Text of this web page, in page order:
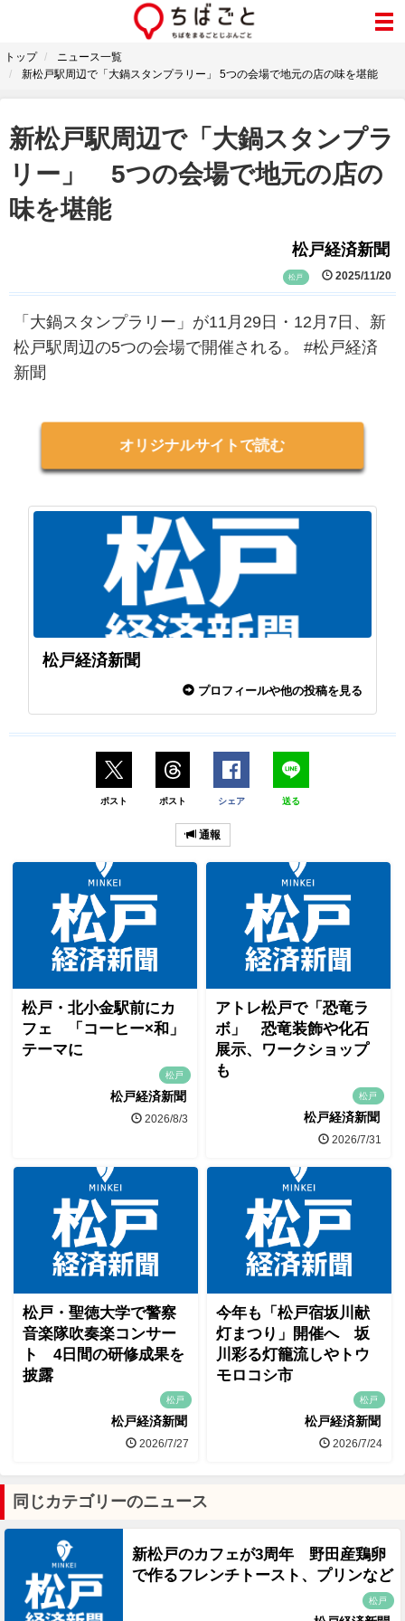
トップ
ニュース一覧
新松戸駅周辺で「大鍋スタンプラリー」 5つの会場で地元の店の味を堪能
新松戸駅周辺で「大鍋スタンプラ
リー」 5つの会場で地元の店の
味を堪能
松戸経済新聞
松戸 2025/11/20
「大鍋スタンプラリー」が11月29日・12月7日、新
松戸駅周辺の5つの会場で開催される。 #松戸経済
新聞
オリジナルサイトで読む
松戸経済新聞
プロフィールや他の投稿を見る
ポスト ポスト シェア 送る
通報
松戸・北小金駅前にカ
フェ 「コーヒー×和」
テーマに
松戸
松戸経済新聞
2026/8/3
アトレ松戸で「恐竜ラ
ボ」 恐竜装飾や化石
展示、ワークショップ
も
松戸
松戸経済新聞
2026/7/31
松戸・聖徳大学で警察
音楽隊吹奏楽コンサー
ト 4日間の研修成果を
披露
松戸
松戸経済新聞
2026/7/27
今年も「松戸宿坂川献
灯まつり」開催へ 坂
川彩る灯籠流しやトウ
モロコシ市
松戸
松戸経済新聞
2026/7/24
同じカテゴリーのニュース
新松戸のカフェが3周年 野田産鶏卵
で作るフレンチトースト、プリンなど
松戸